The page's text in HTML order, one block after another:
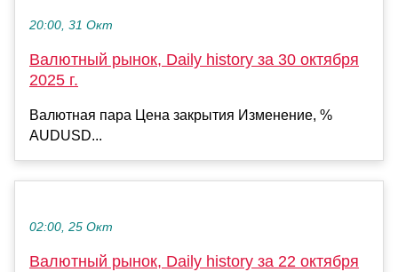
20:00, 31 Окт
Валютный рынок, Daily history за 30 октября
2025 г.
Валютная пара Цена закрытия Изменение, %
AUDUSD...
02:00, 25 Окт
Валютный рынок, Daily history за 22 октября